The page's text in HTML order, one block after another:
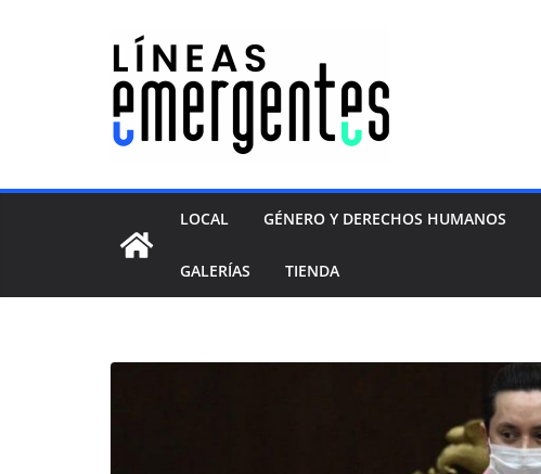
LOCAL GÉNERO Y DERECHOS HUMANOS
GALERÍAS TIENDA